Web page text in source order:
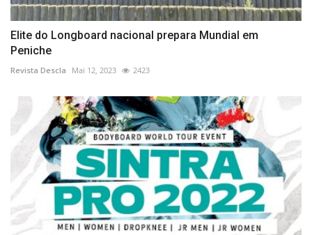
Elite do Longboard nacional prepara Mundial em
Peniche
Revista Descla Mai 12, 2023 2423